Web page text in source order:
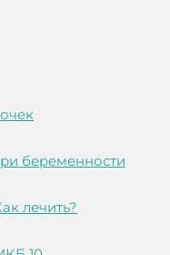
беременности
лечить?